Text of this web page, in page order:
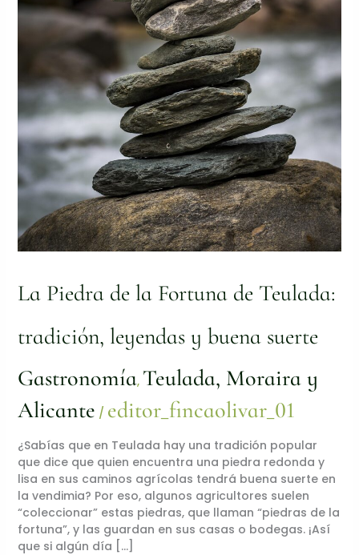
La Piedra de la Fortuna de Teulada:
tradición, leyendas y buena suerte
Gastronomía, Teulada, Moraira y
Alicante / editor_fincaolivar_01
¿Sabías que en Teulada hay una tradición popular
que dice que quien encuentra una piedra redonda y
lisa en sus caminos agrícolas tendrá buena suerte en
la vendimia? Por eso, algunos agricultores suelen
“coleccionar” estas piedras, que llaman “piedras de la
fortuna”, y las guardan en sus casas o bodegas. ¡Así
que si algún día […]
suerte